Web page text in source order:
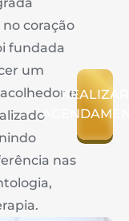
no coração
fundada
um
e
nas
REALIZAR